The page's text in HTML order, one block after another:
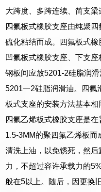
大跨度、多跨连续、简支梁
四氟板式橡胶支座由纯聚
硫化粘结而成。四氟板式橡
凹氟板式橡胶支座、下支
钢板间应放5201-2硅脂润
5201一2硅脂润滑油。四氟
板式支座的安装方法基本相
四氟乙烯板式橡胶支座是
1.5-3MM的聚四氟乙烯板而
清洗上油，以免锈死，然
力，不超过容许承载力的
般在5以上。随后，因更换